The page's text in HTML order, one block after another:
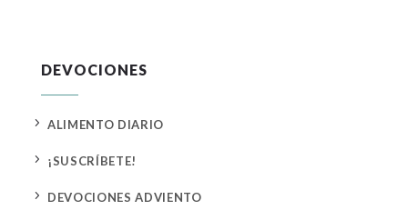
DEVOCIONES
5 ALIMENTO DIARIO
5 ¡SUSCRÍBETE!
5 DEVOCIONES ADVIENTO